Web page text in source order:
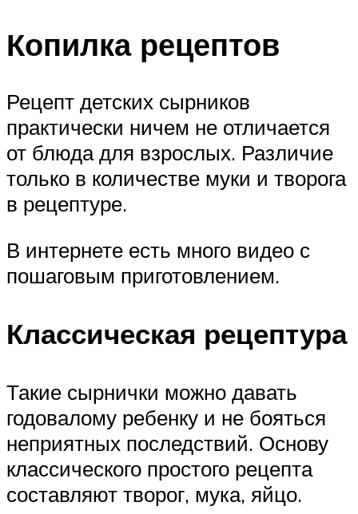
Копилка рецептов
Рецепт детских сырников
практически ничем не отличается
от блюда для взрослых. Различие
только в количестве муки и творога
в рецептуре.
В интернете есть много видео с
пошаговым приготовлением.
Классическая рецептура
Такие сырнички можно давать
годовалому ребенку и не бояться
неприятных последствий. Основу
классического простого рецепта
составляют творог, мука, яйцо.